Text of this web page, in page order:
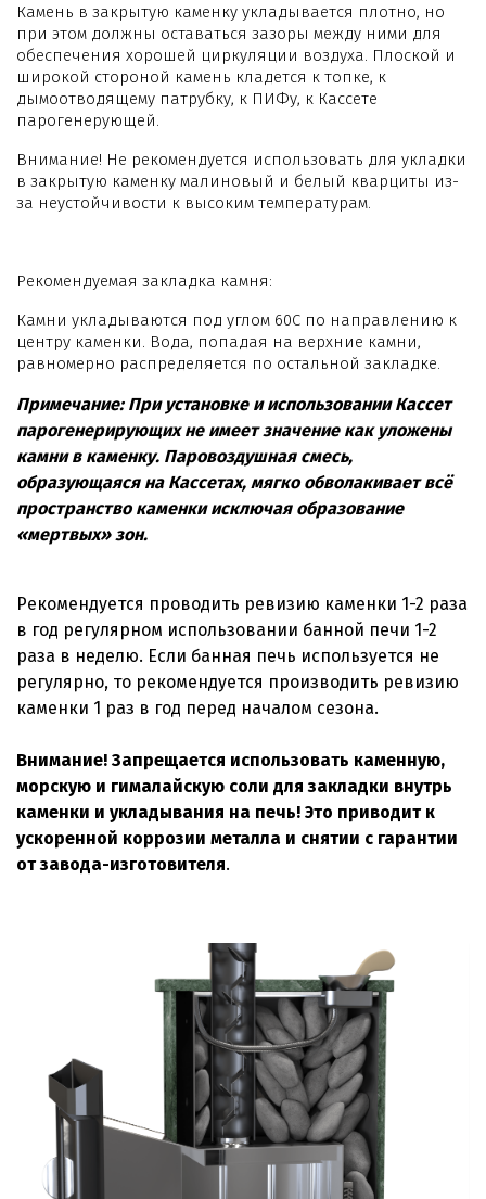
Камень в закрытую каменку укладывается плотно, но
при этом должны оставаться зазоры между ними для
обеспечения хорошей циркуляции воздуха. Плоской и
широкой стороной камень кладется к топке, к
дымоотводящему патрубку, к ПИФу, к Кассете
парогенерующей.
Внимание! Не рекомендуется использовать для укладки
в закрытую каменку малиновый и белый кварциты из-
за неустойчивости к высоким температурам.
Рекомендуемая закладка камня:
Камни укладываются под углом 60С по направлению к
центру каменки. Вода, попадая на верхние камни,
равномерно распределяется по остальной закладке.
Примечание: При установке и использовании Кассет
парогенерирующих не имеет значение как уложены
камни в каменку. Паровоздушная смесь,
образующаяся на Кассетах, мягко обволакивает всё
пространство каменки исключая образование
«мертвых» зон.
Рекомендуется проводить ревизию каменки 1-2 раза
в год регулярном использовании банной печи 1-2
раза в неделю. Если банная печь используется не
регулярно, то рекомендуется производить ревизию
каменки 1 раз в год перед началом сезона.
Внимание! Запрещается использовать каменную,
морскую и гималайскую соли для закладки внутрь
каменки и укладывания на печь! Это приводит к
ускоренной коррозии металла и снятии с гарантии
от завода-изготовителя.